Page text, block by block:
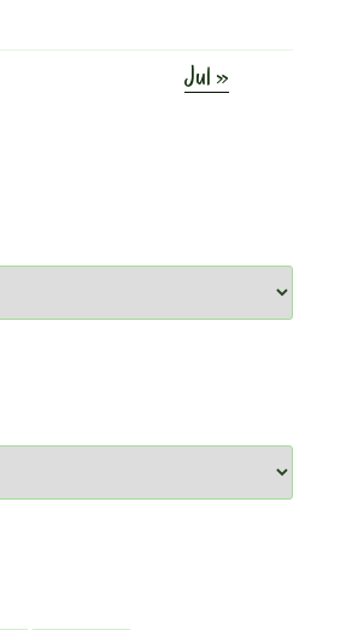
Jul »